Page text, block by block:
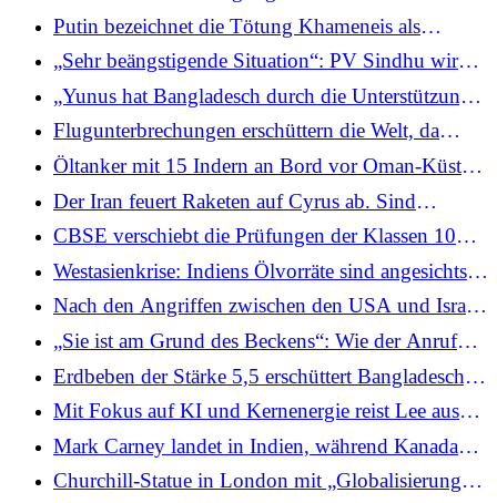
iranische Regime nach der Ermordung Khameneis
als „Quelle des Bösen“.
Putin bezeichnet die Tötung Khameneis als
„zynischen Mord“ und verurteilt die Angriffe der
USA und Israels auf den Iran
„Sehr beängstigende Situation“: PV Sindhu wird
Zeuge, wie Trainer Bombenangst am Flughafen
von Dubai überlebt, und erzählt alles
„Yunus hat Bangladesch durch die Unterstützung
von Dschihadisten zerstört“: Taslima Nasrin teilt
die Notlage der Minderheiten
Flugunterbrechungen erschüttern die Welt, da
Westasien inmitten des israelisch-iranischen
Konflikts seinen Luftraum sperrt
Öltanker mit 15 Indern an Bord vor Oman-Küste
getroffen, während Eskalation zwischen Israel und
Iran; 4 verletzt
Der Iran feuert Raketen auf Cyrus ab. Sind
britische Stützpunkte gefährdet?
CBSE verschiebt die Prüfungen der Klassen 10
und 12 im Golf aufgrund der Iran-Israel-Eskalation
Westasienkrise: Indiens Ölvorräte sind angesichts
der Spannungen im Iran sicher, aber die Preise
dürften steigen
Nach den Angriffen zwischen den USA und Israel
drängt Trump auf einen Regimewechsel im Iran,
doch die Geschichte zeigt, dass dies nicht einfach
sein wird
„Sie ist am Grund des Beckens“: Wie der Anruf
eines indischstämmigen Arztes das Rätsel um den
Tod der Tochter aufdeckt
Erdbeben der Stärke 5,5 erschüttert Bangladesch,
in Kalkutta sind Erschütterungen zu spüren
Mit Fokus auf KI und Kernenergie reist Lee aus
Südkorea nächste Woche nach Singapur auf den
Philippinen
Mark Carney landet in Indien, während Kanada
versucht, die wegen Trudeaus Politik angespannten
Beziehungen wiederherzustellen
Churchill-Statue in London mit „Globalisierung